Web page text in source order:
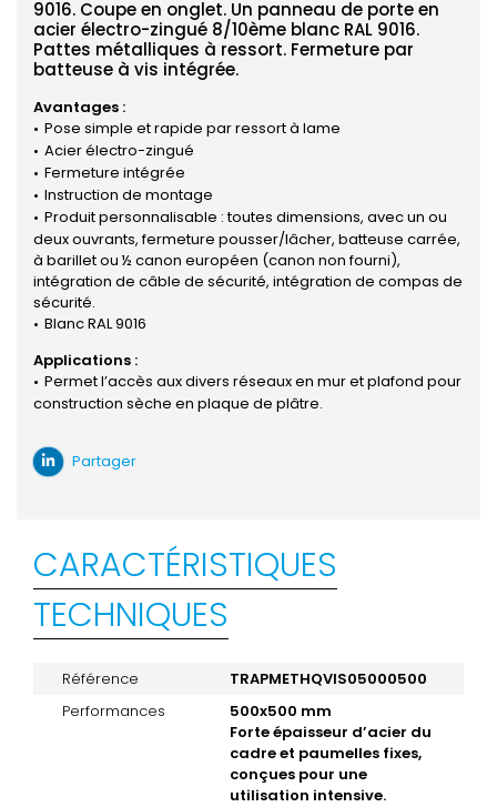
9016. Coupe en onglet. Un panneau de porte en
acier électro-zingué 8/10ème blanc RAL 9016.
Pattes métalliques à ressort. Fermeture par
batteuse à vis intégrée.
Avantages :
Pose simple et rapide par ressort à lame
Acier électro-zingué
Fermeture intégrée
Instruction de montage
Produit personnalisable : toutes dimensions, avec un ou
deux ouvrants, fermeture pousser/lâcher, batteuse carrée,
à barillet ou ½ canon européen (canon non fourni),
intégration de câble de sécurité, intégration de compas de
sécurité.
Blanc RAL 9016
Applications :
Permet l’accès aux divers réseaux en mur et plafond pour
construction sèche en plaque de plâtre.
Partager
CARACTÉRISTIQUES
TECHNIQUES
Référence
TRAPMETHQVIS05000500
Performances
500x500 mm
Forte épaisseur d’acier du
cadre et paumelles fixes,
conçues pour une
utilisation intensive.